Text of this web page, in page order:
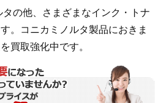
の他、さまざまなインク・トナ
。コニカミノルタ製品におきま
買取強化中です。